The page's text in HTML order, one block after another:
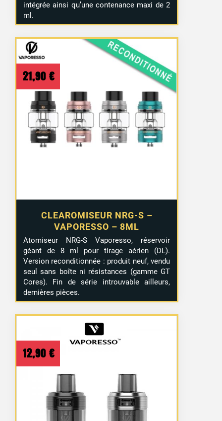
intégrée ainsi qu’une contenance maxi de 2
ml.
CLEAROMISEUR NRG-S –
VAPORESSO – 8ML
21,90 €
Atomiseur NRG-S Vaporesso, réservoir
géant de 8 ml pour tirage aérien (DL).
Version reconditionnée : produit neuf, vendu
seul sans boîte ni résistances (gamme GT
Cores). Fin de série introuvable ailleurs,
dernières pièces.
12,90 €